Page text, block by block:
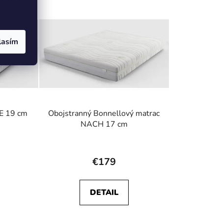
19 cm
Obojstranný Bonnellový matrac
NACH 17 cm
hodnotenie
je
5,0
€179
DETAIL